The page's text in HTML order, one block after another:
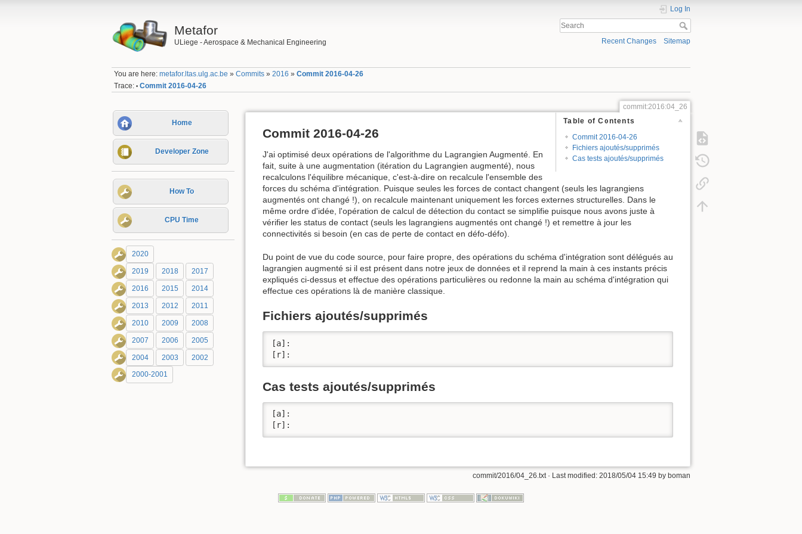
Metafor
ULiege - Aerospace & Mechanical Engineering
Log In
Recent Changes Sitemap
You are here:metafor.ltas.ulg.ac.be »Commits »2016 »Commit 2016-04-26
Trace: • Commit 2016-04-26
Home
Developer Zone
How To
CPU Time
2020
2019 2018 2017
2016 2015 2014
2013 2012 2011
2010 2009 2008
2007 2006 2005
2004 2003 2002
2000-2001
commit:2016:04_26
Table of Contents
Commit 2016-04-26
Fichiers ajoutés/supprimés
Cas tests ajoutés/supprimés
Commit 2016-04-26
J'ai optimisé deux opérations de l'algorithme du Lagrangien Augmenté. En
fait, suite à une augmentation (itération du Lagrangien augmenté), nous
recalculons l'équilibre mécanique, c'est-à-dire on recalcule l'ensemble des
forces du schéma d'intégration. Puisque seules les forces de contact changent (seuls les lagrangiens
augmentés ont changé !), on recalcule maintenant uniquement les forces externes structurelles. Dans le
même ordre d'idée, l'opération de calcul de détection du contact se simplifie puisque nous avons juste à
vérifier les status de contact (seuls les lagrangiens augmentés ont changé !) et remettre à jour les
connectivités si besoin (en cas de perte de contact en défo-défo).
Du point de vue du code source, pour faire propre, des opérations du schéma d'intégration sont délégués au
lagrangien augmenté si il est présent dans notre jeux de données et il reprend la main à ces instants précis
expliqués ci-dessus et effectue des opérations particulières ou redonne la main au schéma d'intégration qui
effectue ces opérations là de manière classique.
Fichiers ajoutés/supprimés
[a]:
[r]:
Cas tests ajoutés/supprimés
[a]:
[r]:
commit/2016/04_26.txt · Last modified: 2018/05/04 15:49 by boman